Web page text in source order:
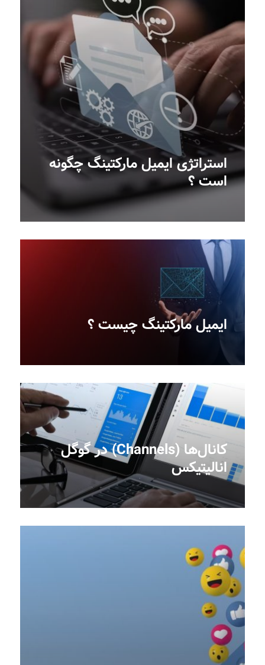
استراتژی ایمیل مارکتینگ چگونه
است ؟
ایمیل مارکتینگ چیست‎ ؟
کانال‌ها (Channels) در گوگل
انالیتیکس